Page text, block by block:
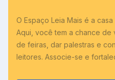
O Espaço Leia Mais é a
Aqui, você tem a chance
de feiras, dar palestras e
leitores. Associe-se e